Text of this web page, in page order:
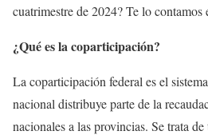
cuatrimestre de 2024? Te lo contamos
¿Qué es la coparticipación?
La coparticipación federal es el
nacional distribuye parte de la
nacionales a las provincias. Se trata de